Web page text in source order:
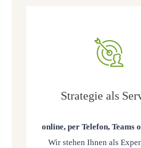
Strategie als
online, per Tele­fon, Teams
Wir ste­hen Ihnen als